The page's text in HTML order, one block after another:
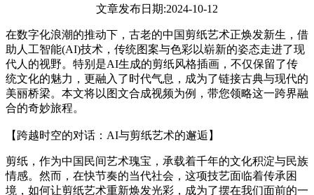
文章发布日期:2024-10-12
在数字化浪潮的推动下，古老的中国剪纸艺术正焕发新生，借
助人工智能(AI)技术，传统图案与色彩以崭新的姿态走进了现
代人的视野。特别是AI生成的剪纸风格插画，不仅保留了传
统文化的魅力，更融入了时代气息，成为了链接古典与现代的
美丽桥梁。本文将以图文合成视频为例，带您领略这一跨界融
合的奇妙旅程。
【跨越时空的对话：AI与剪纸艺术的邂逅】
剪纸，作为中国民间艺术瑰宝，承载着千年的文化积淀与民族
情感。然而，在快节奏的当代社会，这项技艺面临着传承困
境，如何让剪纸艺术重新焕发光彩，成为了摆在我们面前的一